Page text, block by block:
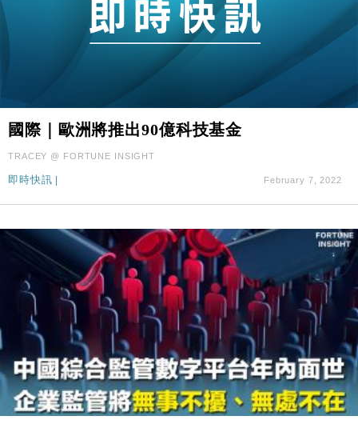
國際｜歐洲將推出90億科技基金
TRACEY @ FORTUNE INSIGHT
即時快訊 | February 7, 2022